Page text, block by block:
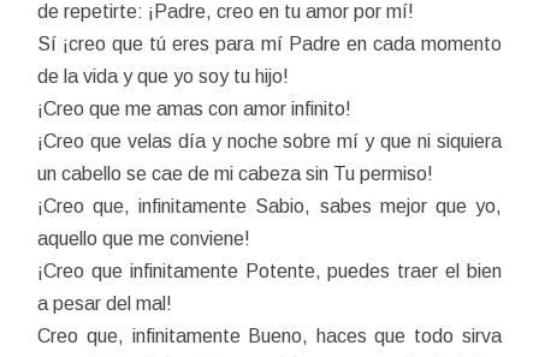
de repetirte: ¡Padre, creo en tu amor por mí!
Sí ¡creo que tú eres para mí Padre en cada momento
de la vida y que yo soy tu hijo!
¡Creo que me amas con amor infinito!
¡Creo que velas día y noche sobre mí y que ni siquiera
un cabello se cae de mi cabeza sin Tu permiso!
¡Creo que, infinitamente Sabio, sabes mejor que yo,
aquello que me conviene!
¡Creo que infinitamente Potente, puedes traer el bien
a pesar del mal!
Creo que, infinitamente Bueno, haces que todo sirva